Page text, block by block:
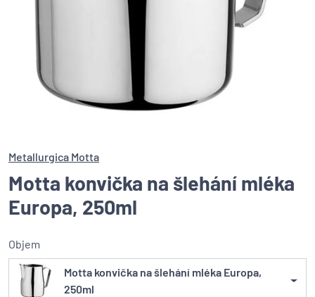
Metallurgica Motta
Motta konvička na šlehání mléka
Europa, 250ml
Objem
Motta konvička na šlehání mléka Europa,
250ml